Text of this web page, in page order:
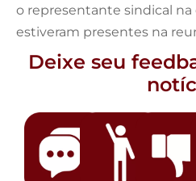
o representante sindical na
estiveram presentes na
Deixe seu